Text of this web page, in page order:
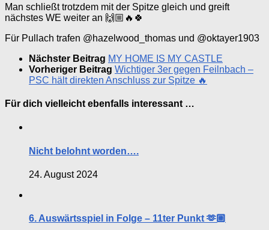
Man schließt trotzdem mit der Spitze gleich und greift
nächstes WE weiter an 🙌🏼🔥🍀
Für Pullach trafen @hazelwood_thomas und @oktayer1903
Nächster Beitrag MY HOME IS MY CASTLE
Vorheriger Beitrag Wichtiger 3er gegen Feilnbach –
PSC hält direkten Anschluss zur Spitze 🔥
Für dich vielleicht ebenfalls interessant …
Nicht belohnt worden….
24. August 2024
6. Auswärtsspiel in Folge – 11ter Punkt 🫶🏼